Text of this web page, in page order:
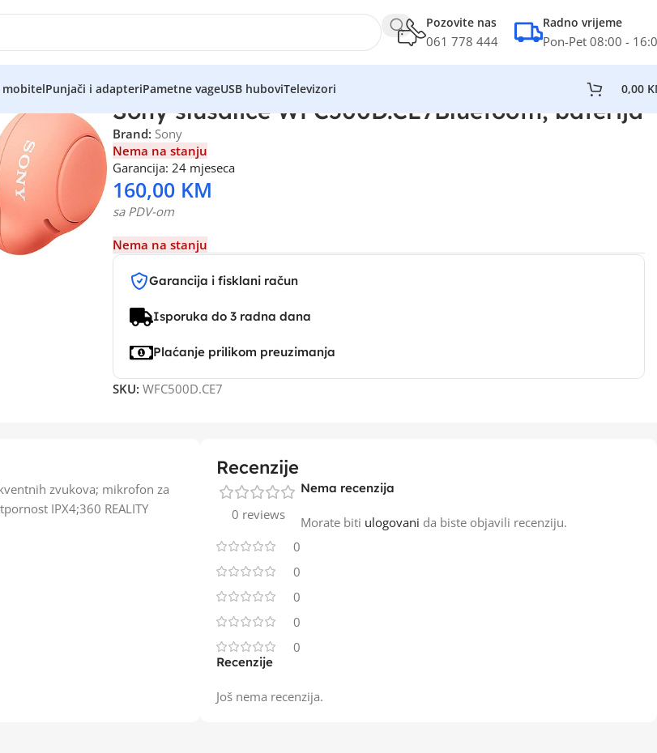
Pozovite nas
061 778 444
Radno vrijeme
Pon-Pet 08:00 -
mobitelPunjači i adapteriPametne vageUSB huboviTelevizori 0,00
Sony slusalice WFC500D.CE7Bluetooth; baterija
Brand: Sony
Nema na stanju
Garancija: 24 mjeseca
160,00 KM
sa PDV-om
Nema na stanju
Garancija i fisklani račun
Isporuka do 3 radna dana
Plaćanje prilikom preuzimanja
SKU: WFC500D.CE7
zvukova; mikrofon za
IPX4;360 REALITY
Recenzije
0 reviews
0
0
0
0
0
Recenzije
Još nema recenzija.
Nema recenzija
Morate biti ulogovani da biste objavili recenziju.